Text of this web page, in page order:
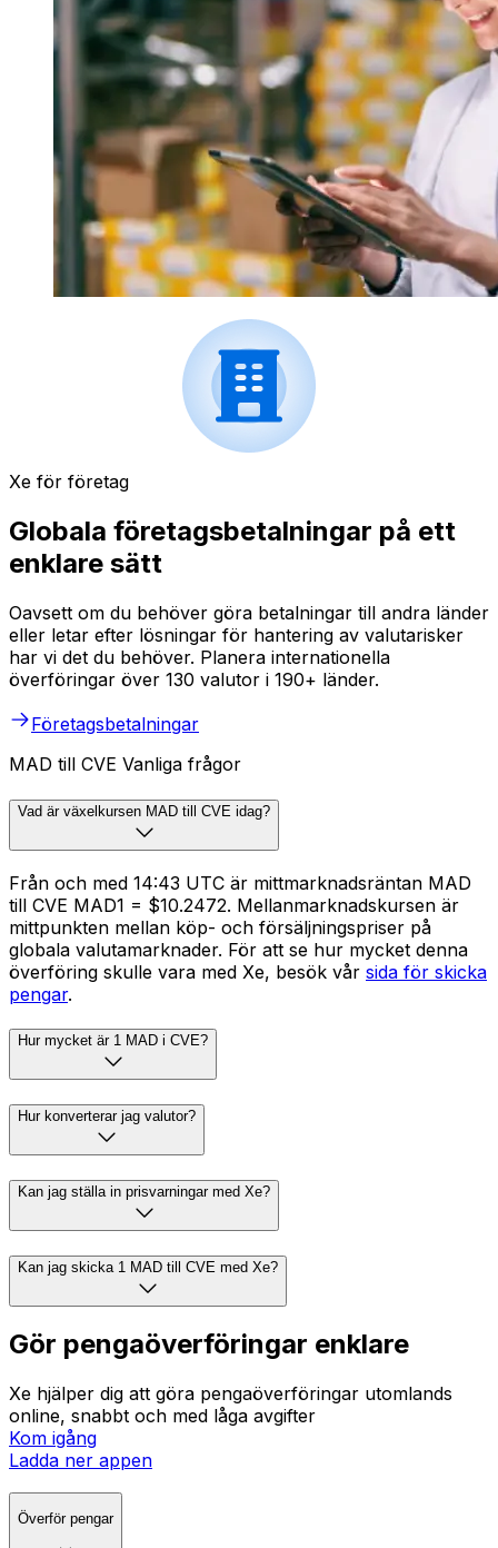
Xe för företag
Globala företagsbetalningar på ett
enklare sätt
Oavsett om du behöver göra betalningar till andra länder
eller letar efter lösningar för hantering av valutarisker
har vi det du behöver. Planera internationella
överföringar över 130 valutor i 190+ länder.
Företagsbetalningar
MAD till CVE Vanliga frågor
Vad är växelkursen MAD till CVE idag?
Från och med 14:43 UTC är mittmarknadsräntan MAD
till CVE MAD1 = $10.2472. Mellanmarknadskursen är
mittpunkten mellan köp- och försäljningspriser på
globala valutamarknader. För att se hur mycket denna
överföring skulle vara med Xe, besök vår sida för skicka
pengar.
Hur mycket är 1 MAD i CVE?
Hur konverterar jag valutor?
Kan jag ställa in prisvarningar med Xe?
Kan jag skicka 1 MAD till CVE med Xe?
Gör pengaöverföringar enklare
Xe hjälper dig att göra pengaöverföringar utomlands
online, snabbt och med låga avgifter
Kom igång
Ladda ner appen
Överför pengar